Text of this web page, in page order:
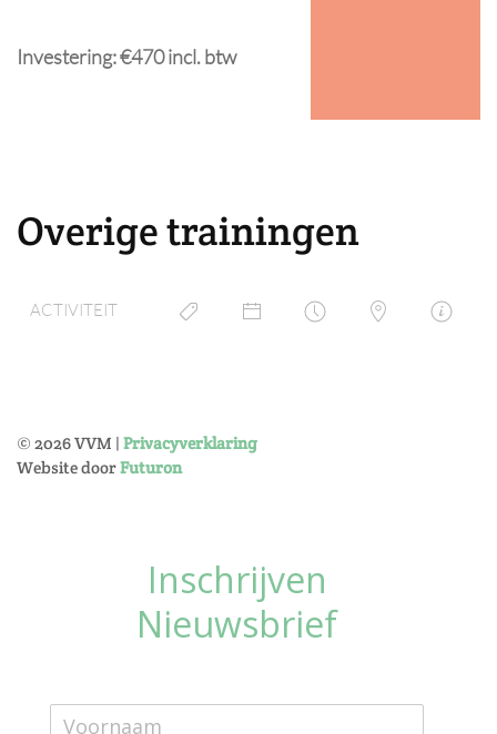
Investering: €470 incl. btw
Overige trainingen
ACTIVITEIT
© 2026VVM | Privacyverklaring
Website doorFuturon
Inschrijven
Nieuwsbrief